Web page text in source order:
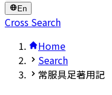
En
Cross Search
Home
Search
常服具足著用記